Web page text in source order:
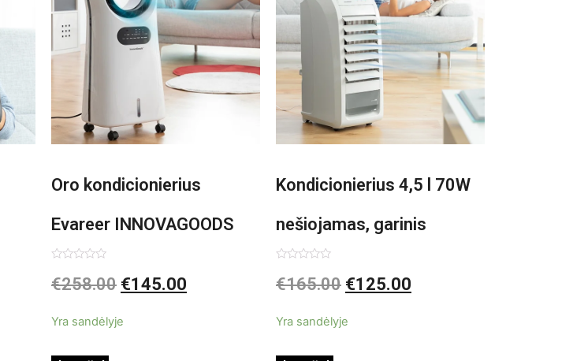
Oro kondicionierius
Evareer INNOVAGOODS
90W mobilus, garinamasis,
0
iš
€258.00 €145.00
Yra sandėlyje
Kondicionierius 4,5 l 70W
nešiojamas, garinis
0
iš
€165.00 €125.00
Yra sandėlyje